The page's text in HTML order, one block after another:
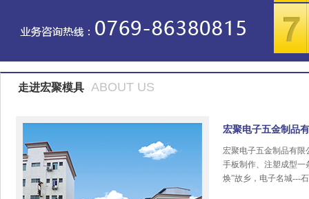
走进宏聚模具 ABOUT US
宏聚电子五金制品
宏聚电子五金制品有限
手板制作、注塑成型一
焕”故乡，电子名城---